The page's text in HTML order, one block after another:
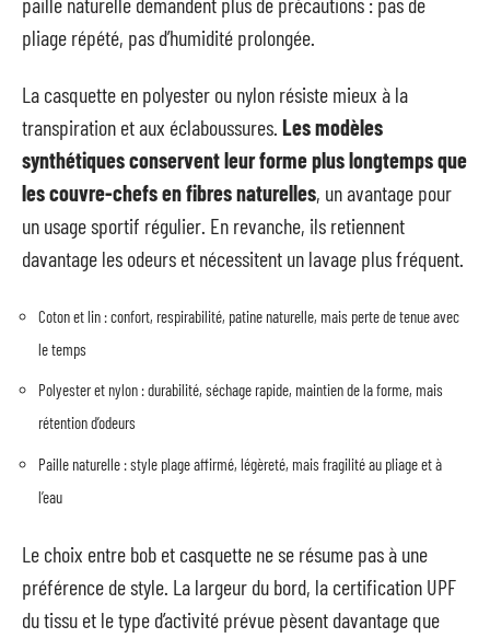
pliage répété, pas d’humidité prolongée.
La casquette en polyester ou nylon résiste mieux à la
transpiration et aux éclaboussures. Les modèles
synthétiques conservent leur forme plus longtemps que
les couvre-chefs en fibres naturelles, un avantage pour
un usage sportif régulier. En revanche, ils retiennent
davantage les odeurs et nécessitent un lavage plus fréquent.
Coton et lin : confort, respirabilité, patine naturelle, mais perte de tenue avec
le temps
Polyester et nylon : durabilité, séchage rapide, maintien de la forme, mais
rétention d’odeurs
Paille naturelle : style plage affirmé, légèreté, mais fragilité au pliage et à
l’eau
Le choix entre bob et casquette ne se résume pas à une
préférence de style. La largeur du bord, la certification UPF
du tissu et le type d’activité prévue pèsent davantage que